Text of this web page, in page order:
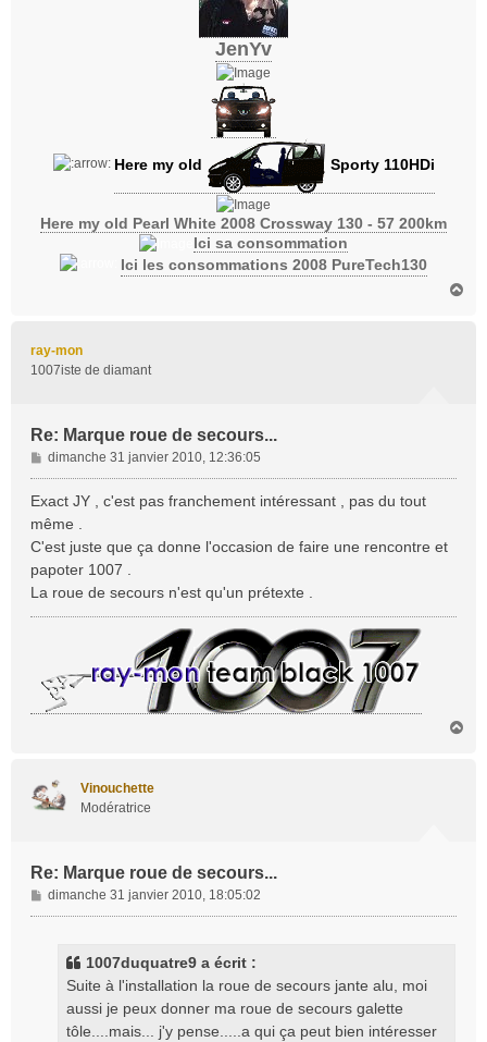
JenYv
Here my old Sporty 110HDi
Here my old Pearl White 2008 Crossway 130 - 57 200km
Ici sa consommation
Ici les consommations 2008 PureTech130
ray-mon
1007iste de diamant
Re: Marque roue de secours...
M
e
s
s
g
e
dimanche 31 janvier 2010, 12:36:05
Exact JY , c'est pas franchement intéressant , pas du tout
même .
C'est juste que ça donne l'occasion de faire une rencontre et
papoter 1007 .
La roue de secours n'est qu'un prétexte .
Vinouchette
Modératrice
Re: Marque roue de secours...
M
e
dimanche 31 janvier 2010, 18:05:02
1007duquatre9 a écrit :
Suite à l'installation la roue de secours jante alu, moi
aussi je peux donner ma roue de secours galette
tôle....mais... j'y pense.....a qui ça peut bien intéresser